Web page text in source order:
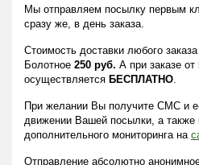
Мы отправляем посылку первым
сразу же, в день заказа.
Стоимость доставки любого
Болотное 250 руб. А при заказе от
осуществляется БЕСПЛАТНО.
При желании Вы получите СМС и
движении Вашей посылки, а
дополнительного мониторинга на
Отправление абсолютно